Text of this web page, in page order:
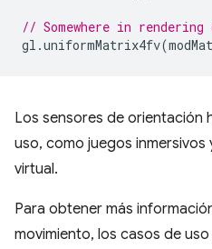
// Somewhere in
gl .uniformMatrix4fv(
Los sensores de orientación
uso, como juegos
virtual.
Para obtener más
movimiento, los casos de